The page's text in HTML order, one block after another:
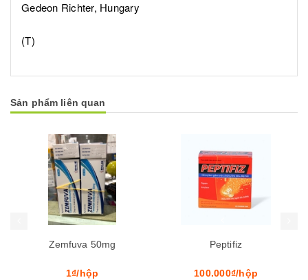
Gedeon Richter, Hungary
(T)
Sản phẩm liên quan
Peptifiz
100.000₫/hộp
Pomoli 9g
120.000₫/hộp